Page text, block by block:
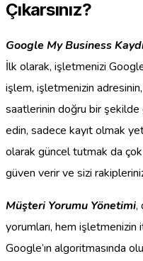
Çıkarsınız?
Google My Business
İlk olarak, işletmenizi
işlem, işletmenizin
saatlerinin doğru bir
edin, sadece kayıt olmak
olarak güncel tutmak da
güven verir ve sizi
Müşteri Yorumu Yönetimi,
yorumları, hem işletmenizin
Google’ın algoritmasında